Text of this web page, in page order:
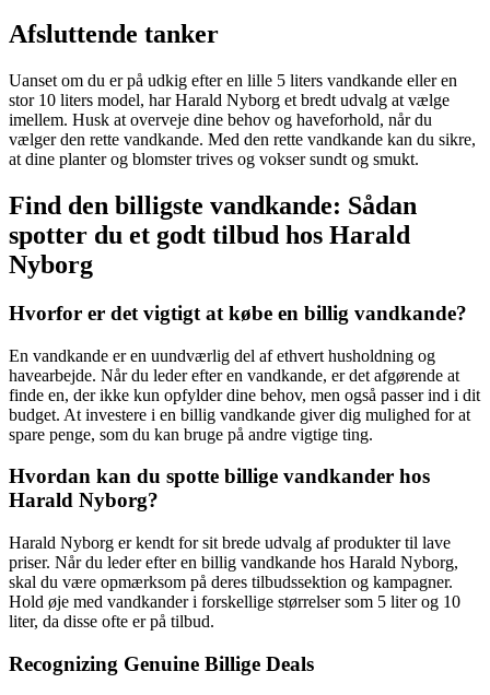
Afsluttende tanker
Uanset om du er på udkig efter en lille 5 liters vandkande eller en
stor 10 liters model, har Harald Nyborg et bredt udvalg at vælge
imellem. Husk at overveje dine behov og haveforhold, når du
vælger den rette vandkande. Med den rette vandkande kan du sikre,
at dine planter og blomster trives og vokser sundt og smukt.
Find den billigste vandkande: Sådan
spotter du et godt tilbud hos Harald
Nyborg
Hvorfor er det vigtigt at købe en billig vandkande?
En vandkande er en uundværlig del af ethvert husholdning og
havearbejde. Når du leder efter en vandkande, er det afgørende at
finde en, der ikke kun opfylder dine behov, men også passer ind i dit
budget. At investere i en billig vandkande giver dig mulighed for at
spare penge, som du kan bruge på andre vigtige ting.
Hvordan kan du spotte billige vandkander hos
Harald Nyborg?
Harald Nyborg er kendt for sit brede udvalg af produkter til lave
priser. Når du leder efter en billig vandkande hos Harald Nyborg,
skal du være opmærksom på deres tilbudssektion og kampagner.
Hold øje med vandkander i forskellige størrelser som 5 liter og 10
liter, da disse ofte er på tilbud.
Recognizing Genuine Billige Deals